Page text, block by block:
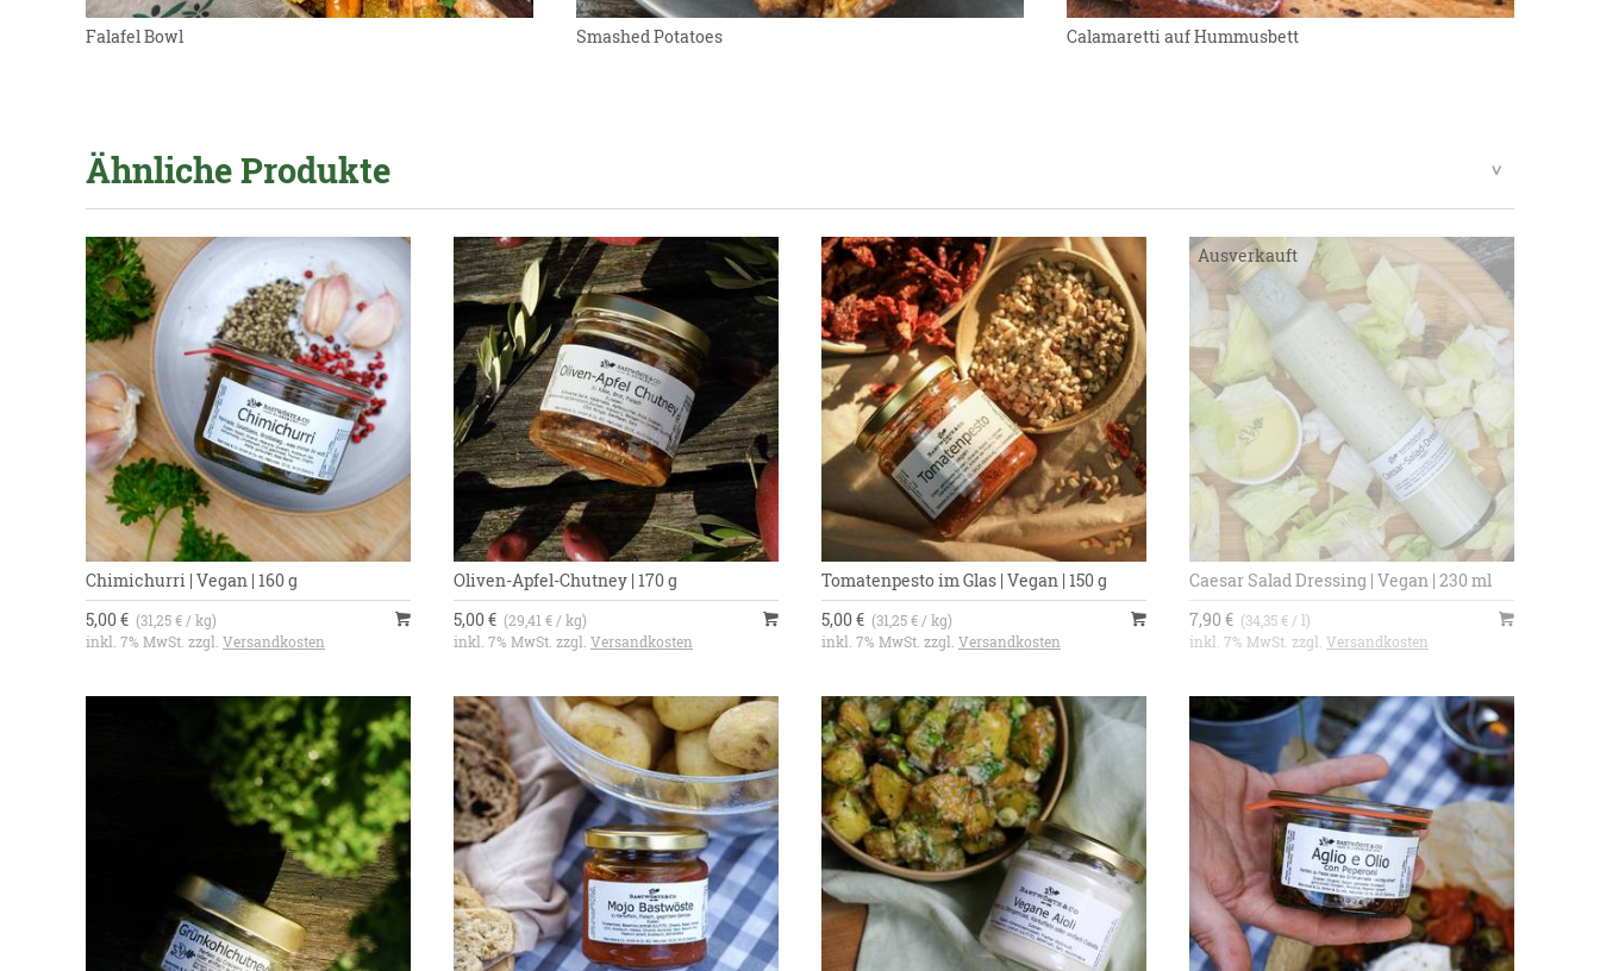
Falafel Bowl Smashed Potatoes Calamaretti auf Hummusbett
Ähnliche Produkte
Chimichurri | Vegan | 160 g
5,00 € (31,25 € / kg)
inkl. 7% MwSt. zzgl. Versandkosten
Oliven-Apfel-Chutney | 170 g
5,00 € (29,41 € / kg)
inkl. 7% MwSt. zzgl. Versandkosten
Tomatenpesto im Glas | Vegan | 150 g
5,00 € (31,25 € / kg)
inkl. 7% MwSt. zzgl. Versandkosten
Caesar Salad Dressing | Vegan | 230 ml
7,90 € (34,35 € / l)
inkl. 7% MwSt. zzgl. Versandkosten